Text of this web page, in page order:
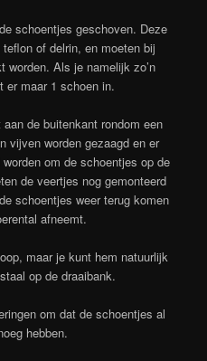
schoentjes geschoven. Deze
of delrin, en moeten bij
worden. Als je namelijk zo’n
er maar 1 schoen in.
de buitenkant rondom een
vijven worden gezaagd en er
om de schoentjes op de
de veertjes nog gemonteerd
schoentjes weer terug komen
afneemt.
maar je kunt hem natuurlijk
op de draaibank.
om dat de schoentjes al
hebben.